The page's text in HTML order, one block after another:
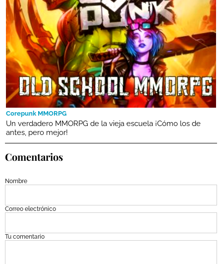
Corepunk MMORPG
Un verdadero MMORPG de la vieja escuela ¡Cómo los de
antes, pero mejor!
Comentarios
Nombre
Correo electrónico
Tu comentario